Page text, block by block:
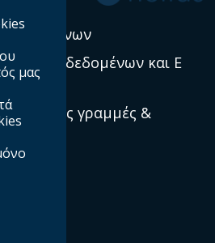
δεδομένων
δεδομένων και E
γραμμές &
μας